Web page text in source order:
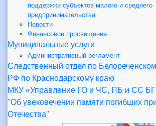
поддержки субъектов малого и среднего
предпринимательства
Новости
Финансовое просвещение
Муниципальные услуги
Административный регламент
Следственный отдел по
РФ по Краснодарскому краю
МКУ «Управление ГО и ЧС, ПБ и СС
"Об увековечении памяти погибших
Отечества"